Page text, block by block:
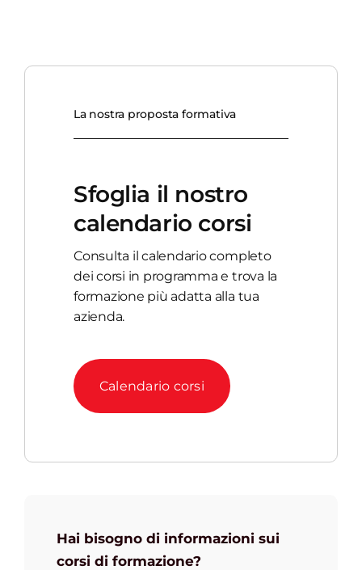
La nostra proposta formativa
Sfoglia il nostro
calendario corsi
Consulta il calendario completo
dei corsi in programma e trova la
formazione più adatta alla tua
azienda.
Calendario corsi
Hai bisogno di informazioni sui
corsi di formazione?